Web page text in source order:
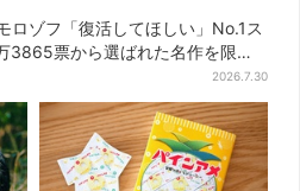
ロゾフ「復活してほしい」No.1ス
3865票から選ばれた名作を限定
2026.7.30